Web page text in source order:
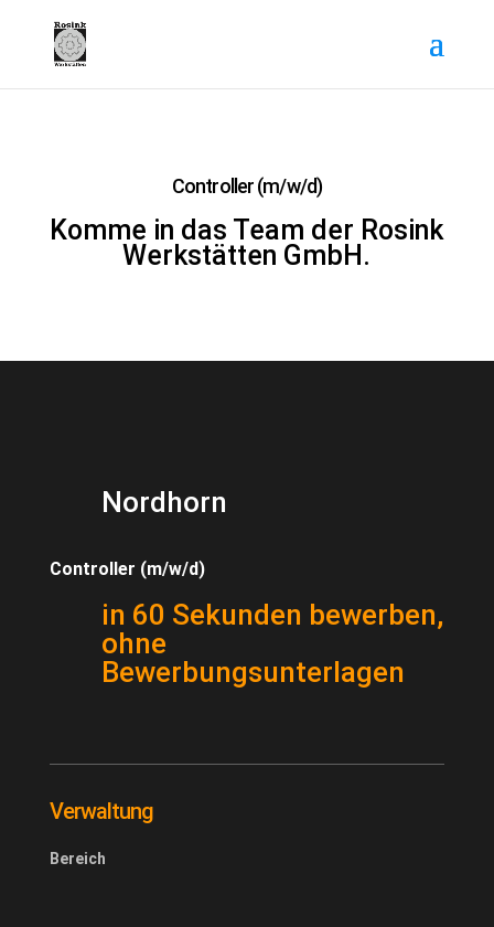
Controller (m/w/d)
Komme in das Team der Rosink
Werkstätten GmbH.
Nordhorn
Controller (m/w/d)
in 60 Sekunden bewerben,
ohne
Bewerbungsunterlagen
Verwaltung
Bereich